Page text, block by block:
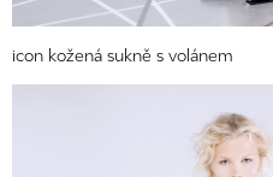
icon kožená sukně s volánem